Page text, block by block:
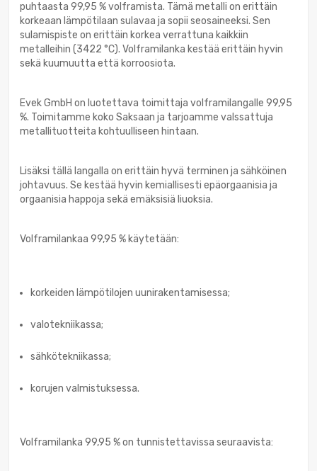
puhtaasta 99,95 % volframista. Tämä metalli on erittäin
korkeaan lämpötilaan sulavaa ja sopii seosaineeksi. Sen
sulamispiste on erittäin korkea verrattuna kaikkiin
metalleihin (3422 °C). Volframilanka kestää erittäin hyvin
sekä kuumuutta että korroosiota.
Evek GmbH on luotettava toimittaja volframilangalle 99,95
%. Toimitamme koko Saksaan ja tarjoamme valssattuja
metallituotteita kohtuulliseen hintaan.
Lisäksi tällä langalla on erittäin hyvä terminen ja sähköinen
johtavuus. Se kestää hyvin kemiallisesti epäorgaanisia ja
orgaanisia happoja sekä emäksisiä liuoksia.
Volframilankaa 99,95 % käytetään:
korkeiden lämpötilojen uunirakentamisessa;
valotekniikassa;
sähkötekniikassa;
korujen valmistuksessa.
Volframilanka 99,95 % on tunnistettavissa seuraavista: